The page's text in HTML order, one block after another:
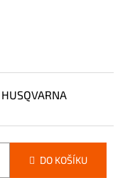
HUSQVARNA
DO KOŠÍKU